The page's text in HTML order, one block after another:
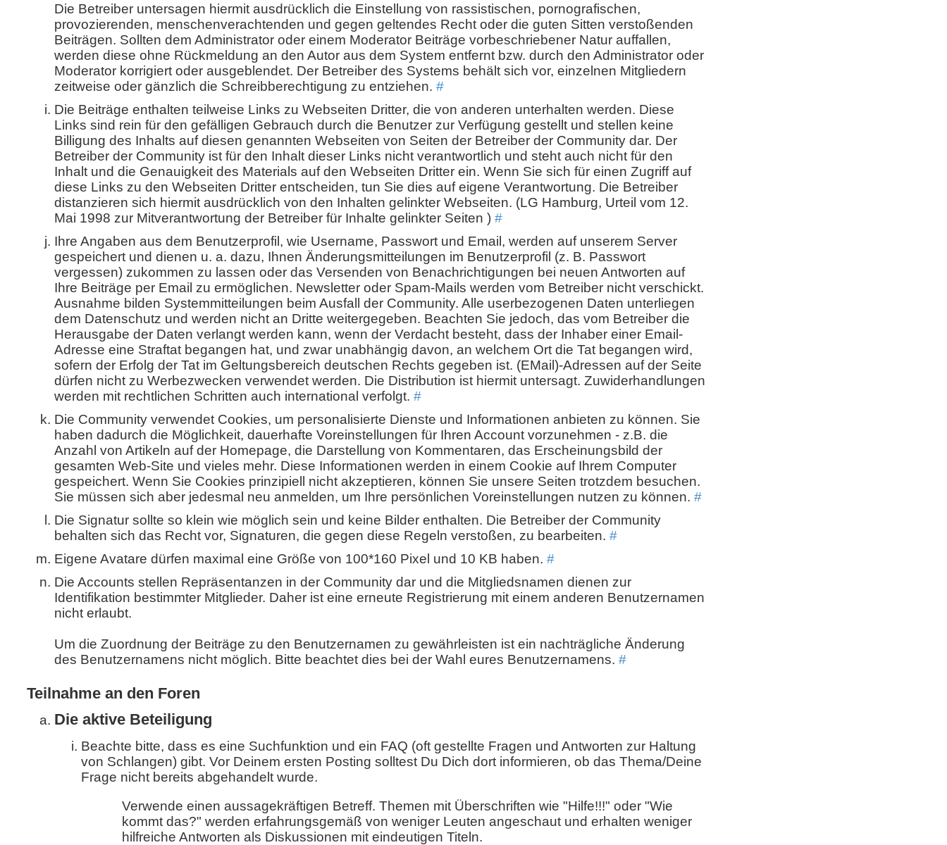
Die Betreiber untersagen hiermit ausdrücklich die Einstellung von rassistischen, pornografischen,
provozierenden, menschenverachtenden und gegen geltendes Recht oder die guten Sitten verstoßenden
Beiträgen. Sollten dem Administrator oder einem Moderator Beiträge vorbeschriebener Natur auffallen,
werden diese ohne Rückmeldung an den Autor aus dem System entfernt bzw. durch den Administrator oder
Moderator korrigiert oder ausgeblendet. Der Betreiber des Systems behält sich vor, einzelnen Mitgliedern
zeitweise oder gänzlich die Schreibberechtigung zu entziehen. #
Die Beiträge enthalten teilweise Links zu Webseiten Dritter, die von anderen unterhalten werden. Diese
Links sind rein für den gefälligen Gebrauch durch die Benutzer zur Verfügung gestellt und stellen keine
Billigung des Inhalts auf diesen genannten Webseiten von Seiten der Betreiber der Community dar. Der
Betreiber der Community ist für den Inhalt dieser Links nicht verantwortlich und steht auch nicht für den
Inhalt und die Genauigkeit des Materials auf den Webseiten Dritter ein. Wenn Sie sich für einen Zugriff auf
diese Links zu den Webseiten Dritter entscheiden, tun Sie dies auf eigene Verantwortung. Die Betreiber
distanzieren sich hiermit ausdrücklich von den Inhalten gelinkter Webseiten. (LG Hamburg, Urteil vom 12.
Mai 1998 zur Mitverantwortung der Betreiber für Inhalte gelinkter Seiten ) #
Ihre Angaben aus dem Benutzerprofil, wie Username, Passwort und Email, werden auf unserem Server
gespeichert und dienen u. a. dazu, Ihnen Änderungsmitteilungen im Benutzerprofil (z. B. Passwort
vergessen) zukommen zu lassen oder das Versenden von Benachrichtigungen bei neuen Antworten auf
Ihre Beiträge per Email zu ermöglichen. Newsletter oder Spam-Mails werden vom Betreiber nicht verschickt.
Ausnahme bilden Systemmitteilungen beim Ausfall der Community. Alle userbezogenen Daten unterliegen
dem Datenschutz und werden nicht an Dritte weitergegeben. Beachten Sie jedoch, das vom Betreiber die
Herausgabe der Daten verlangt werden kann, wenn der Verdacht besteht, dass der Inhaber einer Email-
Adresse eine Straftat begangen hat, und zwar unabhängig davon, an welchem Ort die Tat begangen wird,
sofern der Erfolg der Tat im Geltungsbereich deutschen Rechts gegeben ist. (EMail)-Adressen auf der Seite
dürfen nicht zu Werbezwecken verwendet werden. Die Distribution ist hiermit untersagt. Zuwiderhandlungen
werden mit rechtlichen Schritten auch international verfolgt. #
Die Community verwendet Cookies, um personalisierte Dienste und Informationen anbieten zu können. Sie
haben dadurch die Möglichkeit, dauerhafte Voreinstellungen für Ihren Account vorzunehmen - z.B. die
Anzahl von Artikeln auf der Homepage, die Darstellung von Kommentaren, das Erscheinungsbild der
gesamten Web-Site und vieles mehr. Diese Informationen werden in einem Cookie auf Ihrem Computer
gespeichert. Wenn Sie Cookies prinzipiell nicht akzeptieren, können Sie unsere Seiten trotzdem besuchen.
Sie müssen sich aber jedesmal neu anmelden, um Ihre persönlichen Voreinstellungen nutzen zu können. #
Die Signatur sollte so klein wie möglich sein und keine Bilder enthalten. Die Betreiber der Community
behalten sich das Recht vor, Signaturen, die gegen diese Regeln verstoßen, zu bearbeiten. #
Eigene Avatare dürfen maximal eine Größe von 100*160 Pixel und 10 KB haben. #
Die Accounts stellen Repräsentanzen in der Community dar und die Mitgliedsnamen dienen zur
Identifikation bestimmter Mitglieder. Daher ist eine erneute Registrierung mit einem anderen Benutzernamen
nicht erlaubt.
Um die Zuordnung der Beiträge zu den Benutzernamen zu gewährleisten ist ein nachträgliche Änderung
des Benutzernamens nicht möglich. Bitte beachtet dies bei der Wahl eures Benutzernamens. #
Teilnahme an den Foren
Die aktive Beteiligung
Beachte bitte, dass es eine Suchfunktion und ein FAQ (oft gestellte Fragen und Antworten zur Haltung
von Schlangen) gibt. Vor Deinem ersten Posting solltest Du Dich dort informieren, ob das Thema/Deine
Frage nicht bereits abgehandelt wurde.
Verwende einen aussagekräftigen Betreff. Themen mit Überschriften wie "Hilfe!!!" oder "Wie
kommt das?" werden erfahrungsgemäß von weniger Leuten angeschaut und erhalten weniger
hilfreiche Antworten als Diskussionen mit eindeutigen Titeln.